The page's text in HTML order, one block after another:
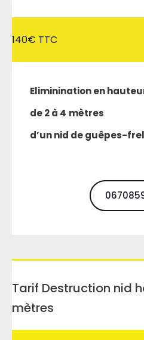
140€ TTC
Eliminination en
de 2 à 4 mètres
d’un nid de guêpes-
Tarif Destruction nid
mètres